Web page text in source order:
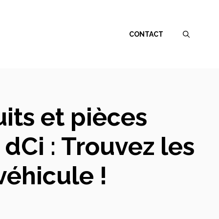
CONTACT
et pièces
: Trouvez les
!